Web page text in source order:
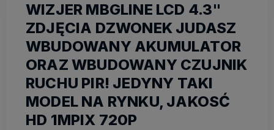
WIZJER MBGLINE LCD 4.3"
ZDJĘCIA DZWONEK JUDASZ
WBUDOWANY AKUMULATOR
ORAZ WBUDOWANY CZUJNIK
RUCHU PIR! JEDYNY TAKI
MODEL NA RYNKU, JAKOSĆ
HD 1MPIX 720P